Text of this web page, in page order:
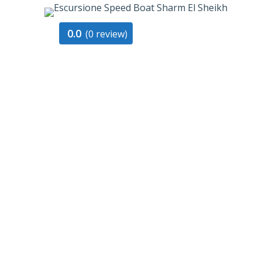
0.0 (0 review)